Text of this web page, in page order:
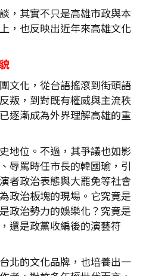
，其實不只是高雄市政與本
，也反映出近年來高雄文化
文化，從台語搖滾到街頭語
叛，到對既有權威與主流秩
逐漸成為外界理解高雄的重
地位。不過，其爭議也如影
辱罵時任市長的韓國瑜，引
者政治表態與大罷免等社會
政治板塊的現場。它究竟是
政治勢力的娛樂化？究竟是
還是政黨收編後的演藝符
北的文化品牌，也培養出一